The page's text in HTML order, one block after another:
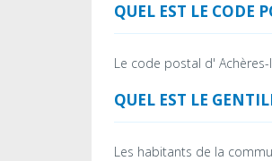
QUEL EST LE CODE
Le code postal d'
QUEL EST LE
Les habitants de la